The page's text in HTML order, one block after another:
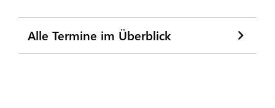
Alle Termine im Überblick